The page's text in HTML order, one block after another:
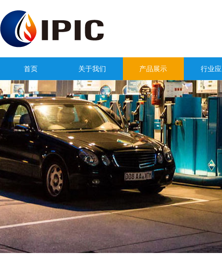
首页 关于我们 产品展示 行业